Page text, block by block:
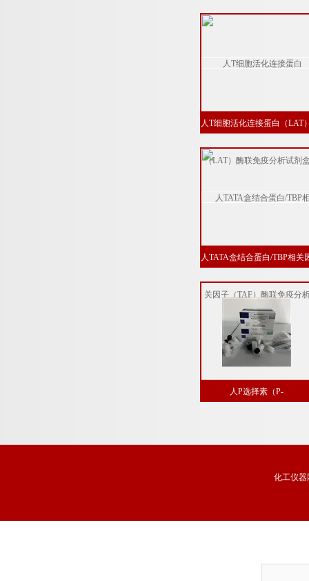
人T细胞活化连接蛋白（LAT
人TATA盒结合蛋白/TBP相关
盒说明书
人P选择素（P-
化工仪器